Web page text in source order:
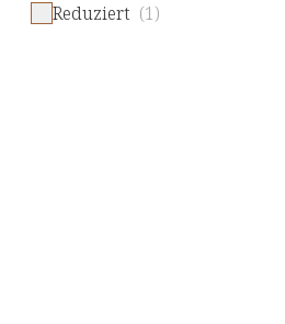
Reduziert (1)